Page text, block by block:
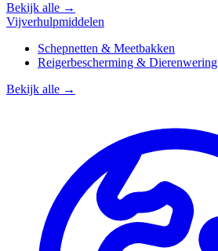
Bekijk alle →
Vijverhulpmiddelen
Schepnetten & Meetbakken
Reigerbescherming & Dierenwering
Bekijk alle →